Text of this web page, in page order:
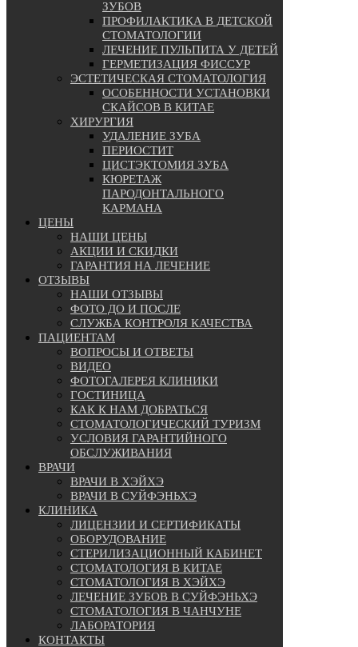
ЗУБОВ
ПРОФИЛАКТИКА В ДЕТСКОЙ
СТОМАТОЛОГИИ
ЛЕЧЕНИЕ ПУЛЬПИТА У ДЕТЕЙ
ГЕРМЕТИЗАЦИЯ ФИССУР
ЭСТЕТИЧЕСКАЯ СТОМАТОЛОГИЯ
ОСОБЕННОСТИ УСТАНОВКИ
СКАЙСОВ В КИТАЕ
ХИРУРГИЯ
УДАЛЕНИЕ ЗУБА
ПЕРИОСТИТ
ЦИСТЭКТОМИЯ ЗУБА
КЮРЕТАЖ
ПАРОДОНТАЛЬНОГО
КАРМАНА
ЦЕНЫ
НАШИ ЦЕНЫ
АКЦИИ И СКИДКИ
ГАРАНТИЯ НА ЛЕЧЕНИЕ
ОТЗЫВЫ
НАШИ ОТЗЫВЫ
ФОТО ДО И ПОСЛЕ
СЛУЖБА КОНТРОЛЯ КАЧЕСТВА
ПАЦИЕНТАМ
ВОПРОСЫ И ОТВЕТЫ
ВИДЕО
ФОТОГАЛЕРЕЯ КЛИНИКИ
ГОСТИНИЦА
КАК К НАМ ДОБРАТЬСЯ
СТОМАТОЛОГИЧЕСКИЙ ТУРИЗМ
УСЛОВИЯ ГАРАНТИЙНОГО
ОБСЛУЖИВАНИЯ
ВРАЧИ
ВРАЧИ В ХЭЙХЭ
ВРАЧИ В СУЙФЭНЬХЭ
КЛИНИКА
ЛИЦЕНЗИИ И СЕРТИФИКАТЫ
ОБОРУДОВАНИЕ
СТЕРИЛИЗАЦИОННЫЙ КАБИНЕТ
СТОМАТОЛОГИЯ В КИТАЕ
СТОМАТОЛОГИЯ В ХЭЙХЭ
ЛЕЧЕНИЕ ЗУБОВ В СУЙФЭНЬХЭ
СТОМАТОЛОГИЯ В ЧАНЧУНЕ
ЛАБОРАТОРИЯ
КОНТАКТЫ